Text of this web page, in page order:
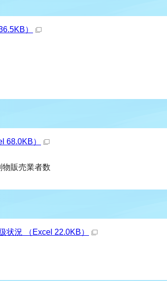
）
68.0KB）
販売業者数
状況 （Excel 22.0KB）